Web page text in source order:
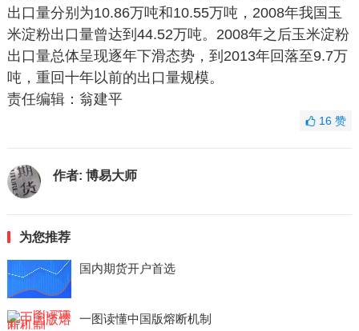
出口量分别为10.86万吨和10.55万吨，2008年我国玉
米淀粉出口量曾达到44.52万吨。2008年之后玉米淀粉
出口量总体呈现逐年下滑态势，到2013年回落至9.7万
吨，重回十年以前的出口量规模。
责任编辑：翁建平
16赞
作者: 博易大师
为您推荐
国内期货开户首选
一图读懂中国版熔断机制